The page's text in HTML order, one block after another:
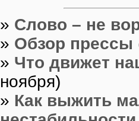
» Слово – не
» Обзор прессы
» Что движет
ноября)
» Как выжить